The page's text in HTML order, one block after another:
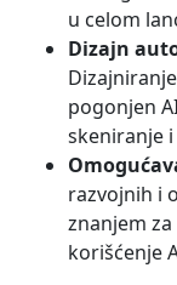
u celom
Dizajn
pogonjen
skeniranje
razvojnih i
znanjem
korišćenje